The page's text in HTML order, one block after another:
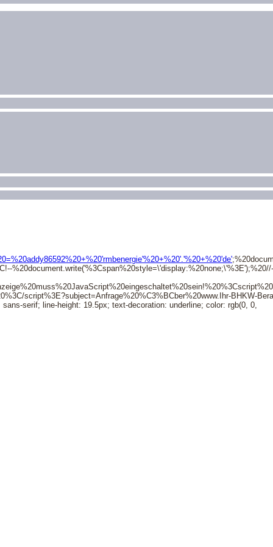
script%3E?subject=Anfrage%20%C3%BCber%20www.Ihr-BHKW-
serif; line-height: 19.5px; text-decoration: underline; color: rgb(0, 0,